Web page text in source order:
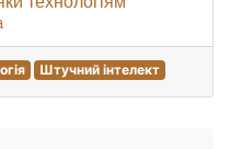
Штучний інтелект